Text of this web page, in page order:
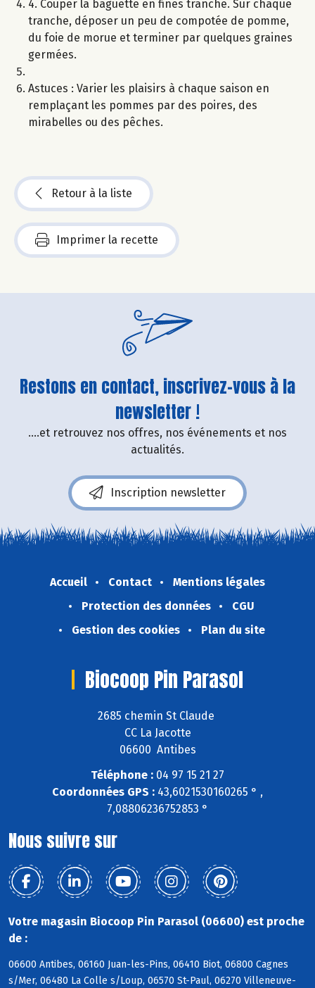
4. Couper la baguette en fines tranche. Sur chaque
tranche, déposer un peu de compotée de pomme,
du foie de morue et terminer par quelques graines
germées.
Astuces : Varier les plaisirs à chaque saison en
remplaçant les pommes par des poires, des
mirabelles ou des pêches.
Retour à la liste
Imprimer la recette
Restons en contact, inscrivez-vous à la
newsletter !
....et retrouvez nos offres, nos événements et nos
actualités.
Inscription newsletter
Accueil Contact
Mentions légales
Protection des données
CGU
Gestion des cookies
Plan du site
Biocoop Pin Parasol
2685 chemin St Claude
CC La Jacotte
06600 Antibes
Téléphone : 04 97 15 21 27
Coordonnées GPS : 43,6021530160265 ° ,
7,08806236752853 °
Nous suivre sur
Votre magasin Biocoop Pin Parasol (06600) est proche
de :
06600 Antibes, 06160 Juan-les-Pins, 06410 Biot, 06800 Cagnes
s/Mer, 06480 La Colle s/Loup, 06570 St-Paul, 06270 Villeneuve-